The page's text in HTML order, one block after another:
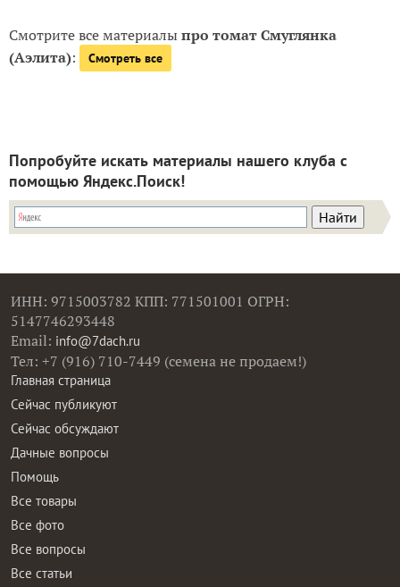
Смотрите все материалыпро томат Смуглянка
(Аэлита): Смотреть все
Попробуйте искать материалы нашего клуба с
помощью Яндекс.Поиск!
ИНН: 9715003782 КПП: 771501001 ОГРН:
5147746293448
Email: info@7dach.ru
Тел: +7 (916) 710-7449 (семена не продаем!)
Главная страница
Сейчас публикуют
Сейчас обсуждают
Дачные вопросы
Помощь
Все товары
Все фото
Все вопросы
Все статьи